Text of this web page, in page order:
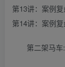
第13讲：案例
第14讲：案例
第二架马